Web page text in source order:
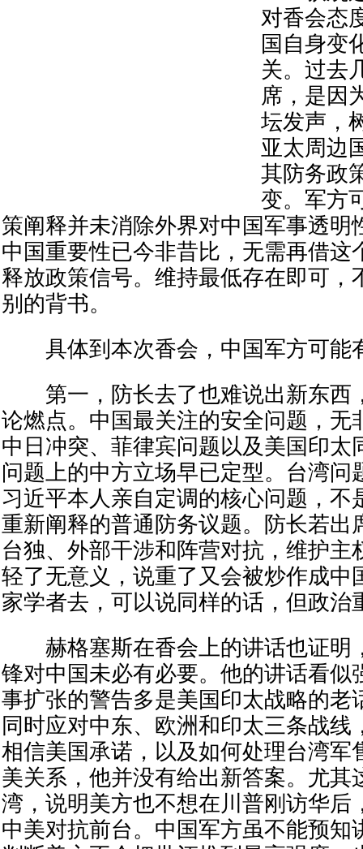
对香会态
国自身变
关。过去
席，是因
坛发声，
亚太周边
其防务政
变。军方
策阐释并未消除外界对中国军事透明
中国重要性已今非昔比，无需再借这
释放政策信号。维持最低存在即可，
别的背书。
具体到本次香会，中国军方可能
第一，防长去了也难说出新东西
论燃点。中国最关注的安全问题，无
中日冲突、菲律宾问题以及美国印太
问题上的中方立场早已定型。台湾问
习近平本人亲自定调的核心问题，不
重新阐释的普通防务议题。防长若出
台独、外部干涉和阵营对抗，维护主
轻了无意义，说重了又会被炒作成中
家学者去，可以说同样的话，但政治
赫格塞斯在香会上的讲话也证明
锋对中国未必有必要。他的讲话看似
事扩张的警告多是美国印太战略的老
同时应对中东、欧洲和印太三条战线
相信美国承诺，以及如何处理台湾军
美关系，他并没有给出新答案。尤其
湾，说明美方也不想在川普刚访华后
中美对抗前台。中国军方虽不能预知